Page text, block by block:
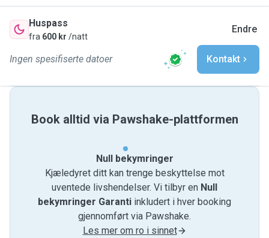
Huspass
fra 600 kr /natt
Endre
Ingen spesifiserte datoer Kontakt
Book alltid via Pawshake-plattformen
Null bekymringer
Kjæledyret ditt kan trenge beskyttelse mot
uventede livshendelser. Vi tilbyr en Null
bekymringer Garanti inkludert i hver booking
gjennomført via Pawshake.
Les mer om ro i sinnet